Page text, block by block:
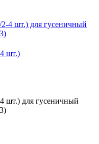
шт.)
шт.) для гусеничный